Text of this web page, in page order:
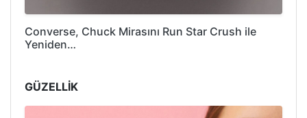
Converse, Chuck Mirasını Run Star Crush ile
Yeniden…
GÜZELLİK